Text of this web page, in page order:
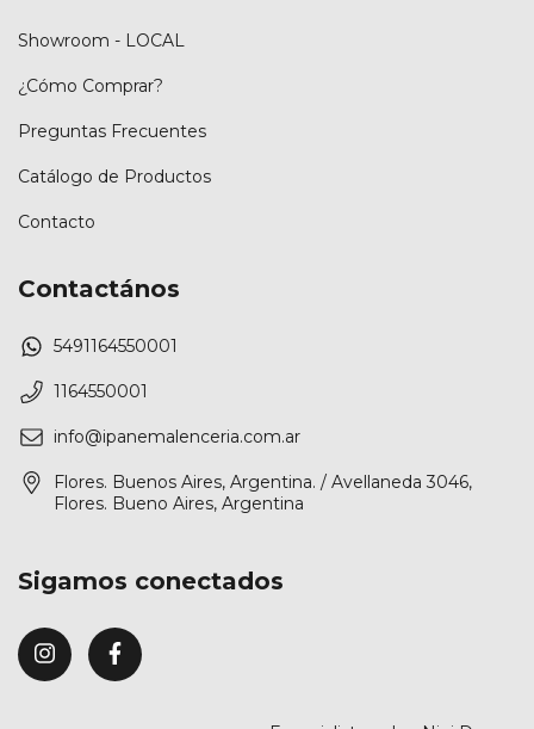
Showroom - LOCAL
¿Cómo Comprar?
Preguntas Frecuentes
Catálogo de Productos
Contacto
Contactános
5491164550001
1164550001
info@ipanemalenceria.com.ar
Flores. Buenos Aires, Argentina. / Avellaneda 3046,
Flores. Bueno Aires, Argentina
Sigamos conectados